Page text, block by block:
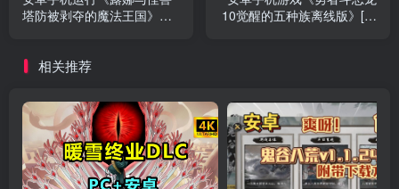
塔防被剥夺的魔法王国》中
10觉醒的五种族离线版》[完
相关推荐